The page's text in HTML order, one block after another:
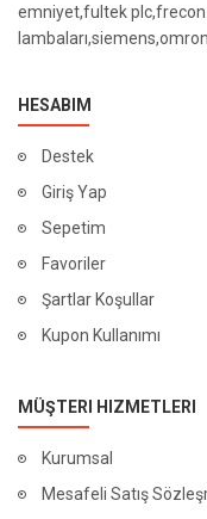
emniyet,fultek
HESABIM
Destek
Giriş Yap
Sepetim
Favoriler
Şartlar Koşullar
Kupon Kullanımı
MÜŞTERI HIZMETLERI
Kurumsal
Mesafeli Satış